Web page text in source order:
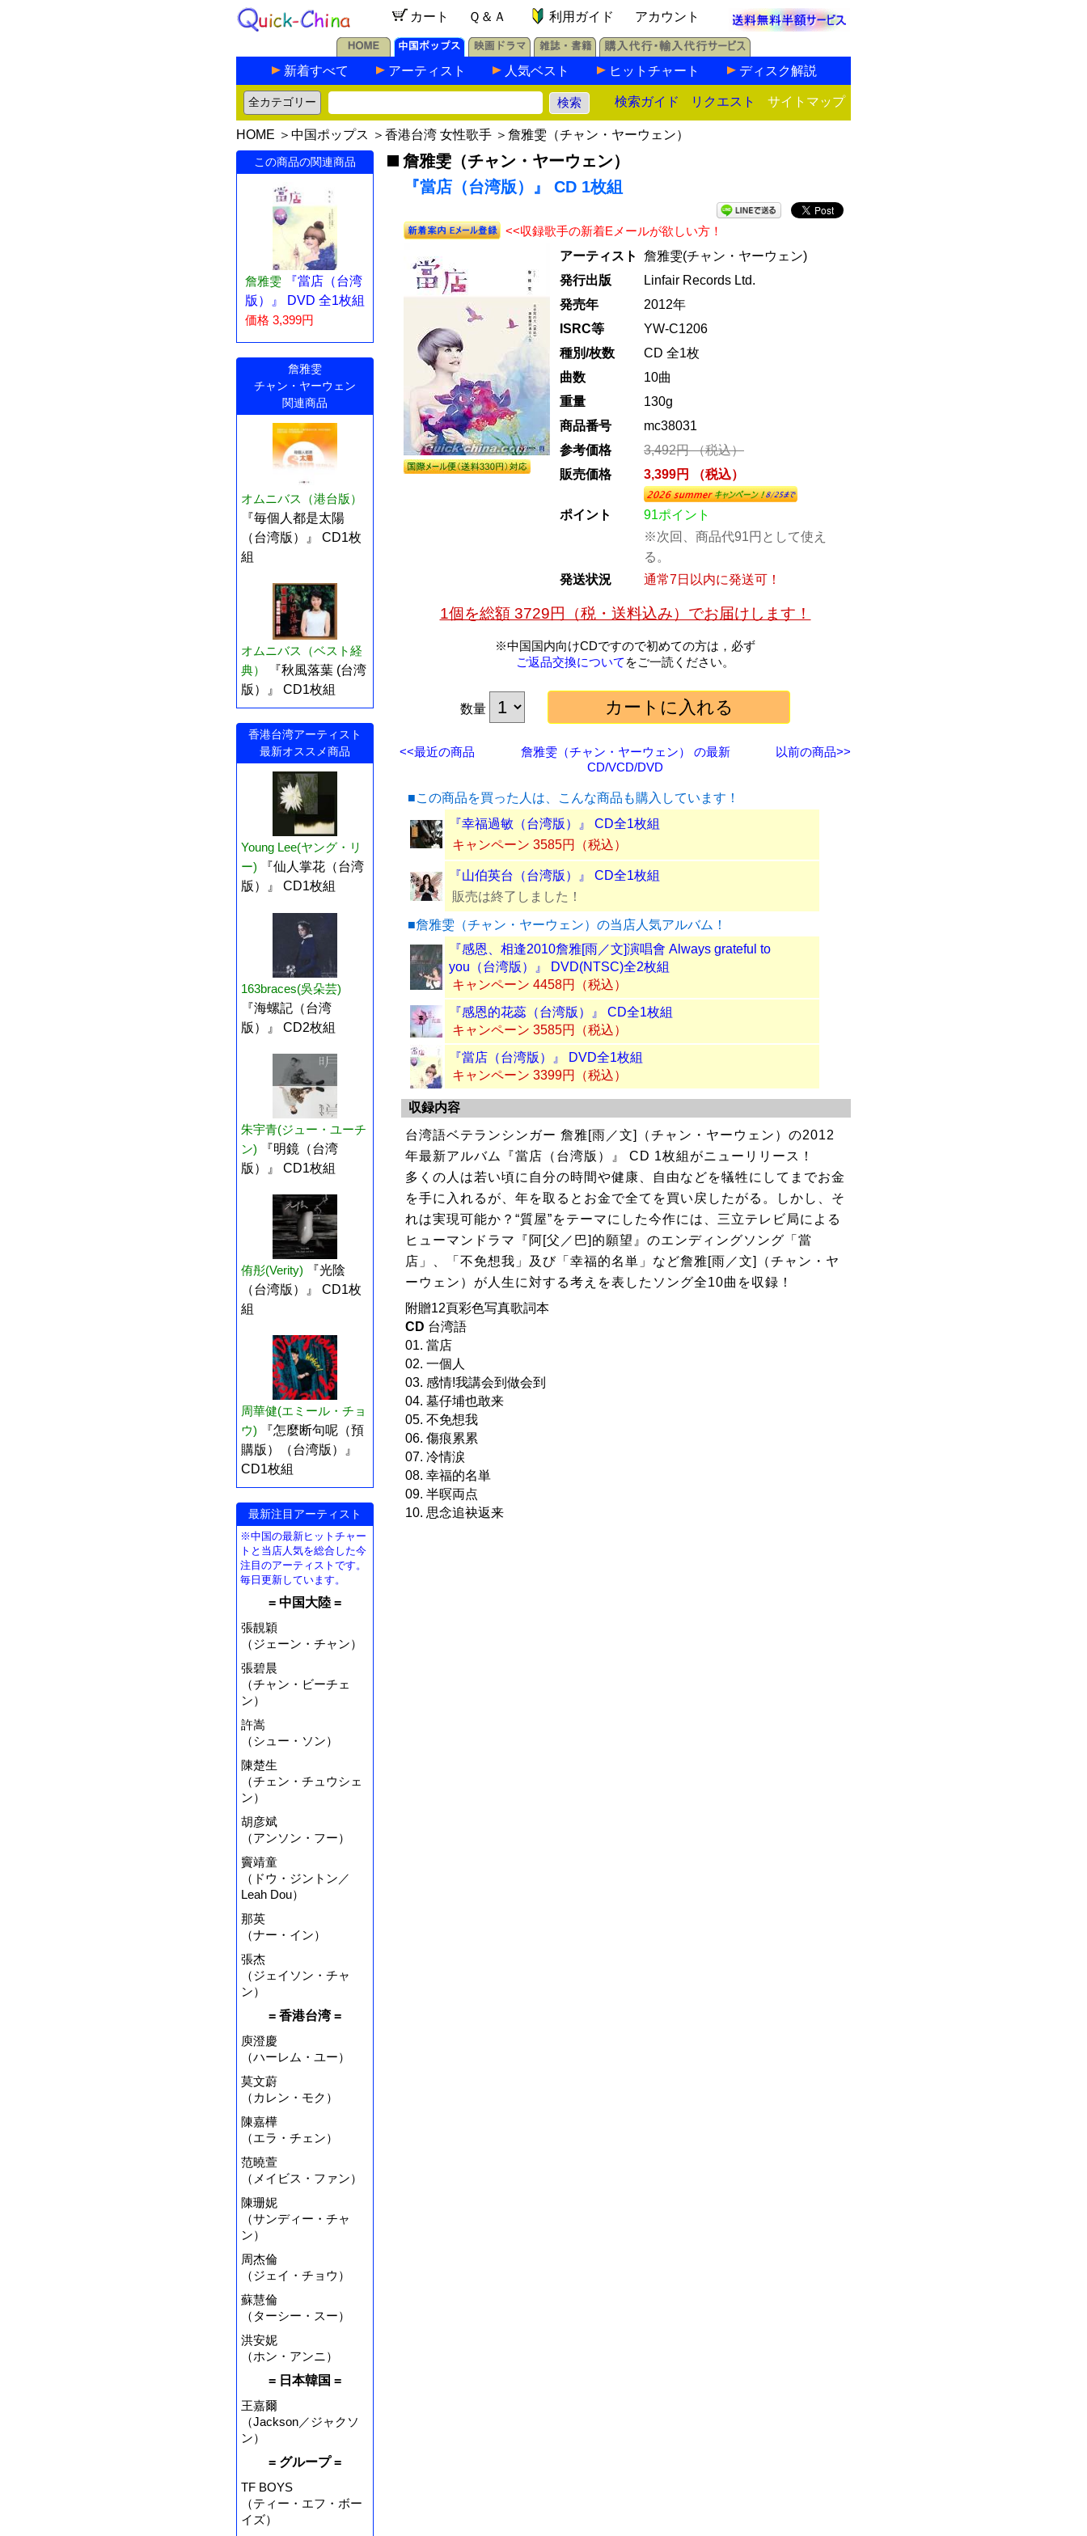
カート Ｑ＆Ａ 利用ガイド アカウント
新着すべて アーティスト 人気ベスト ヒットチャート ディスク解説
検索ガイド リクエスト サイトマップ
HOME ＞ 中国ポップス ＞ 香港台湾 女性歌手 ＞ 詹雅雯（チャン・ヤーウェン）
この商品の関連商品
詹雅雯
『當店（台湾
版）』 DVD 全1枚組
価格 3,399円
詹雅雯
チャン・ヤーウェン
関連商品
オムニバス（港台版）
『毎個人都是太陽
（台湾版）』 CD1枚
組
オムニバス（ベスト経
典）
『秋風落葉 (台湾
版）』 CD1枚組
香港台湾アーティスト
最新オススメ商品
Young Lee(ヤング・リ
ー)
『仙人掌花（台湾
版）』 CD1枚組
163braces(吳朵芸)
『海螺記（台湾
版）』 CD2枚組
朱宇青(ジュー・ユーチ
ン)
『明鏡（台湾
版）』 CD1枚組
侑彤(Verity)
『光陰
（台湾版）』 CD1枚
組
周華健(エミール・チョ
ウ)
『怎麼断句呢（預
購版）（台湾版）』
CD1枚組
最新注目アーティスト
※中国の最新ヒットチャー
トと当店人気を総合した今
注目のアーティストです。
毎日更新しています。
= 中国大陸 =
張靚穎
（ジェーン・チャン）
張碧晨
（チャン・ビーチェ
ン）
許嵩
（シュー・ソン）
陳楚生
（チェン・チュウシェ
ン）
胡彦斌
（アンソン・フー）
竇靖童
（ドウ・ジントン／
Leah Dou）
那英
（ナー・イン）
張杰
（ジェイソン・チャ
ン）
= 香港台湾 =
庾澄慶
（ハーレム・ユー）
莫文蔚
（カレン・モク）
陳嘉樺
（エラ・チェン）
范曉萱
（メイビス・ファン）
陳珊妮
（サンディー・チャ
ン）
周杰倫
（ジェイ・チョウ）
蘇慧倫
（ターシー・スー）
洪安妮
（ホン・アンニ）
= 日本韓国 =
王嘉爾
（Jackson／ジャクソ
ン）
= グループ =
TF BOYS
（ティー・エフ・ボー
イズ）
詹雅雯（チャン・ヤーウェン）
『當店（台湾版）』 CD 1枚組
<<収録歌手の新着Eメールが欲しい方！
アーティスト
詹雅雯(チャン・ヤーウェン)
発行出版
Linfair Records Ltd.
発売年
2012年
ISRC等
YW-C1206
種別/枚数
CD 全1枚
曲数
10曲
重量
130g
商品番号
mc38031
参考価格
3,492円 （税込）
販売価格
3,399円 （税込）
ポイント
91ポイント
※次回、商品代91円として使え
る。
発送状況
通常7日以内に発送可！
1個を総額 3729円（税・送料込み）でお届けします！
※中国国内向けCDですので初めての方は，必ず
ご返品交換について をご一読ください。
数量
<<最近の商品 以前の商品>>
詹雅雯（チャン・ヤーウェン） の最新
CD/VCD/DVD
■この商品を買った人は、こんな商品も購入しています！
『幸福過敏（台湾版）』 CD全1枚組
キャンペーン 3585円（税込）
『山伯英台（台湾版）』 CD全1枚組
販売は終了しました！
■詹雅雯（チャン・ヤーウェン）の当店人気アルバム！
『感恩、相逢2010詹雅[雨／文]演唱會 Always grateful to
you（台湾版）』 DVD(NTSC)全2枚組
キャンペーン 4458円（税込）
『感恩的花蕊（台湾版）』 CD全1枚組
キャンペーン 3585円（税込）
『當店（台湾版）』 DVD全1枚組
キャンペーン 3399円（税込）
収録内容
台湾語ベテランシンガー 詹雅[雨／文]（チャン・ヤーウェン）の2012
年最新アルバム『當店（台湾版）』 CD 1枚組がニューリリース！
多くの人は若い頃に自分の時間や健康、自由などを犠牲にしてまでお金
を手に入れるが、年を取るとお金で全てを買い戻したがる。しかし、そ
れは実現可能か？“質屋”をテーマにした今作には、三立テレビ局による
ヒューマンドラマ『阿[父／巴]的願望』のエンディングソング「當
店」、「不免想我」及び「幸福的名単」など詹雅[雨／文]（チャン・ヤ
ーウェン）が人生に対する考えを表したソング全10曲を収録！
附贈12頁彩色写真歌詞本
CD 台湾語
01. 當店
02. 一個人
03. 感情!我講会到做会到
04. 墓仔埔也敢来
05. 不免想我
06. 傷痕累累
07. 冷情涙
08. 幸福的名単
09. 半暝両点
10. 思念追袂返来